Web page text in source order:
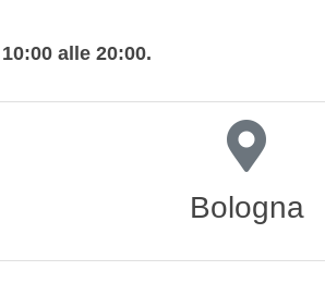
alle 20:00.
Bologna